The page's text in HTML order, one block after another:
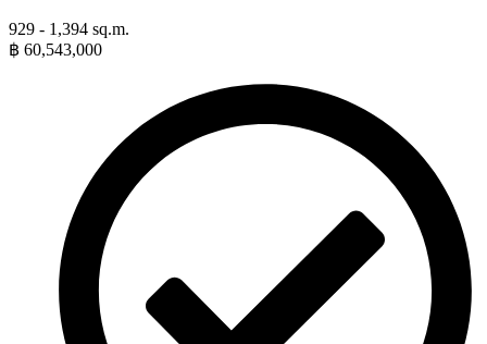
929 - 1,394 sq.m.
฿ 60,543,000